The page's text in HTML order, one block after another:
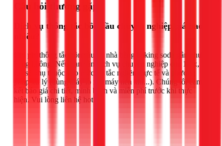
Câu hỏi thường gặp
Dịch vụ thông tắc bồn cầu chuyên nghiệp giá bao
nhiêu?
Chi phí thông tắc bồn cầu tại nhà bằng baking soda gần như
bằng không. Nếu bạn cần dịch vụ chuyên nghiệp của 1Fix,
giá sẽ phụ thuộc vào mức độ tắc nghẽn thực tế và phương
pháp xử lý (dùng máy lò xo, máy nén khí...). Chúng tôi cam
kết báo giá chi tiết, minh bạch và miễn phí trước khi thực
hiện. Vui lòng liên hệ hotline